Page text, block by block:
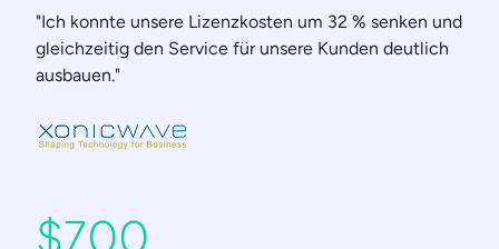
"Ich konnte unsere Lizenzkosten um 32 % senken und
gleichzeitig den Service für unsere Kunden deutlich
ausbauen."
$700